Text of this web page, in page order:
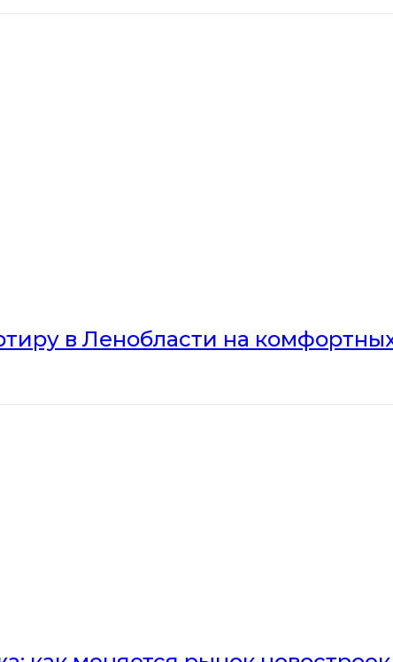
в Ленобласти на